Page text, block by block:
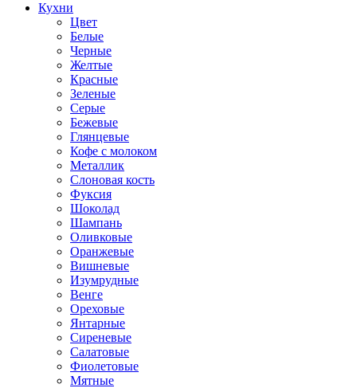
Кухни
Цвет
Белые
Черные
Желтые
Красные
Зеленые
Серые
Бежевые
Глянцевые
Кофе с молоком
Металлик
Слоновая кость
Фуксия
Шоколад
Шампань
Оливковые
Оранжевые
Вишневые
Изумрудные
Венге
Ореховые
Янтарные
Сиреневые
Салатовые
Фиолетовые
Мятные